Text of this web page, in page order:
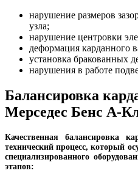
нарушение размеров
узла;
нарушение центровки
деформация карданного
установка бракованных
нарушения в работе
Балансировка
Мерседес Бенс А-
Качественная балансировка
технический процесс, который
специализированного
этапов: